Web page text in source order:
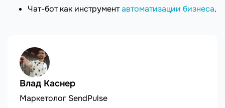
Чат-бот как инструментавтоматизации бизнеса.
Влад Каснер
Маркетолог SendPulse